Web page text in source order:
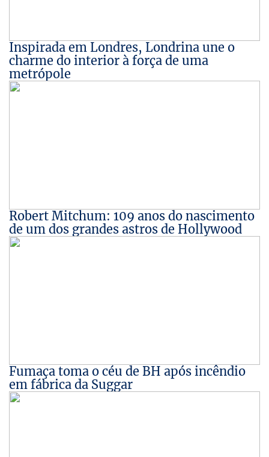
Inspirada em Londres, Londrina une o
charme do interior à força de uma
metrópole
Robert Mitchum: 109 anos do nascimento
de um dos grandes astros de Hollywood
Fumaça toma o céu de BH após incêndio
em fábrica da Suggar